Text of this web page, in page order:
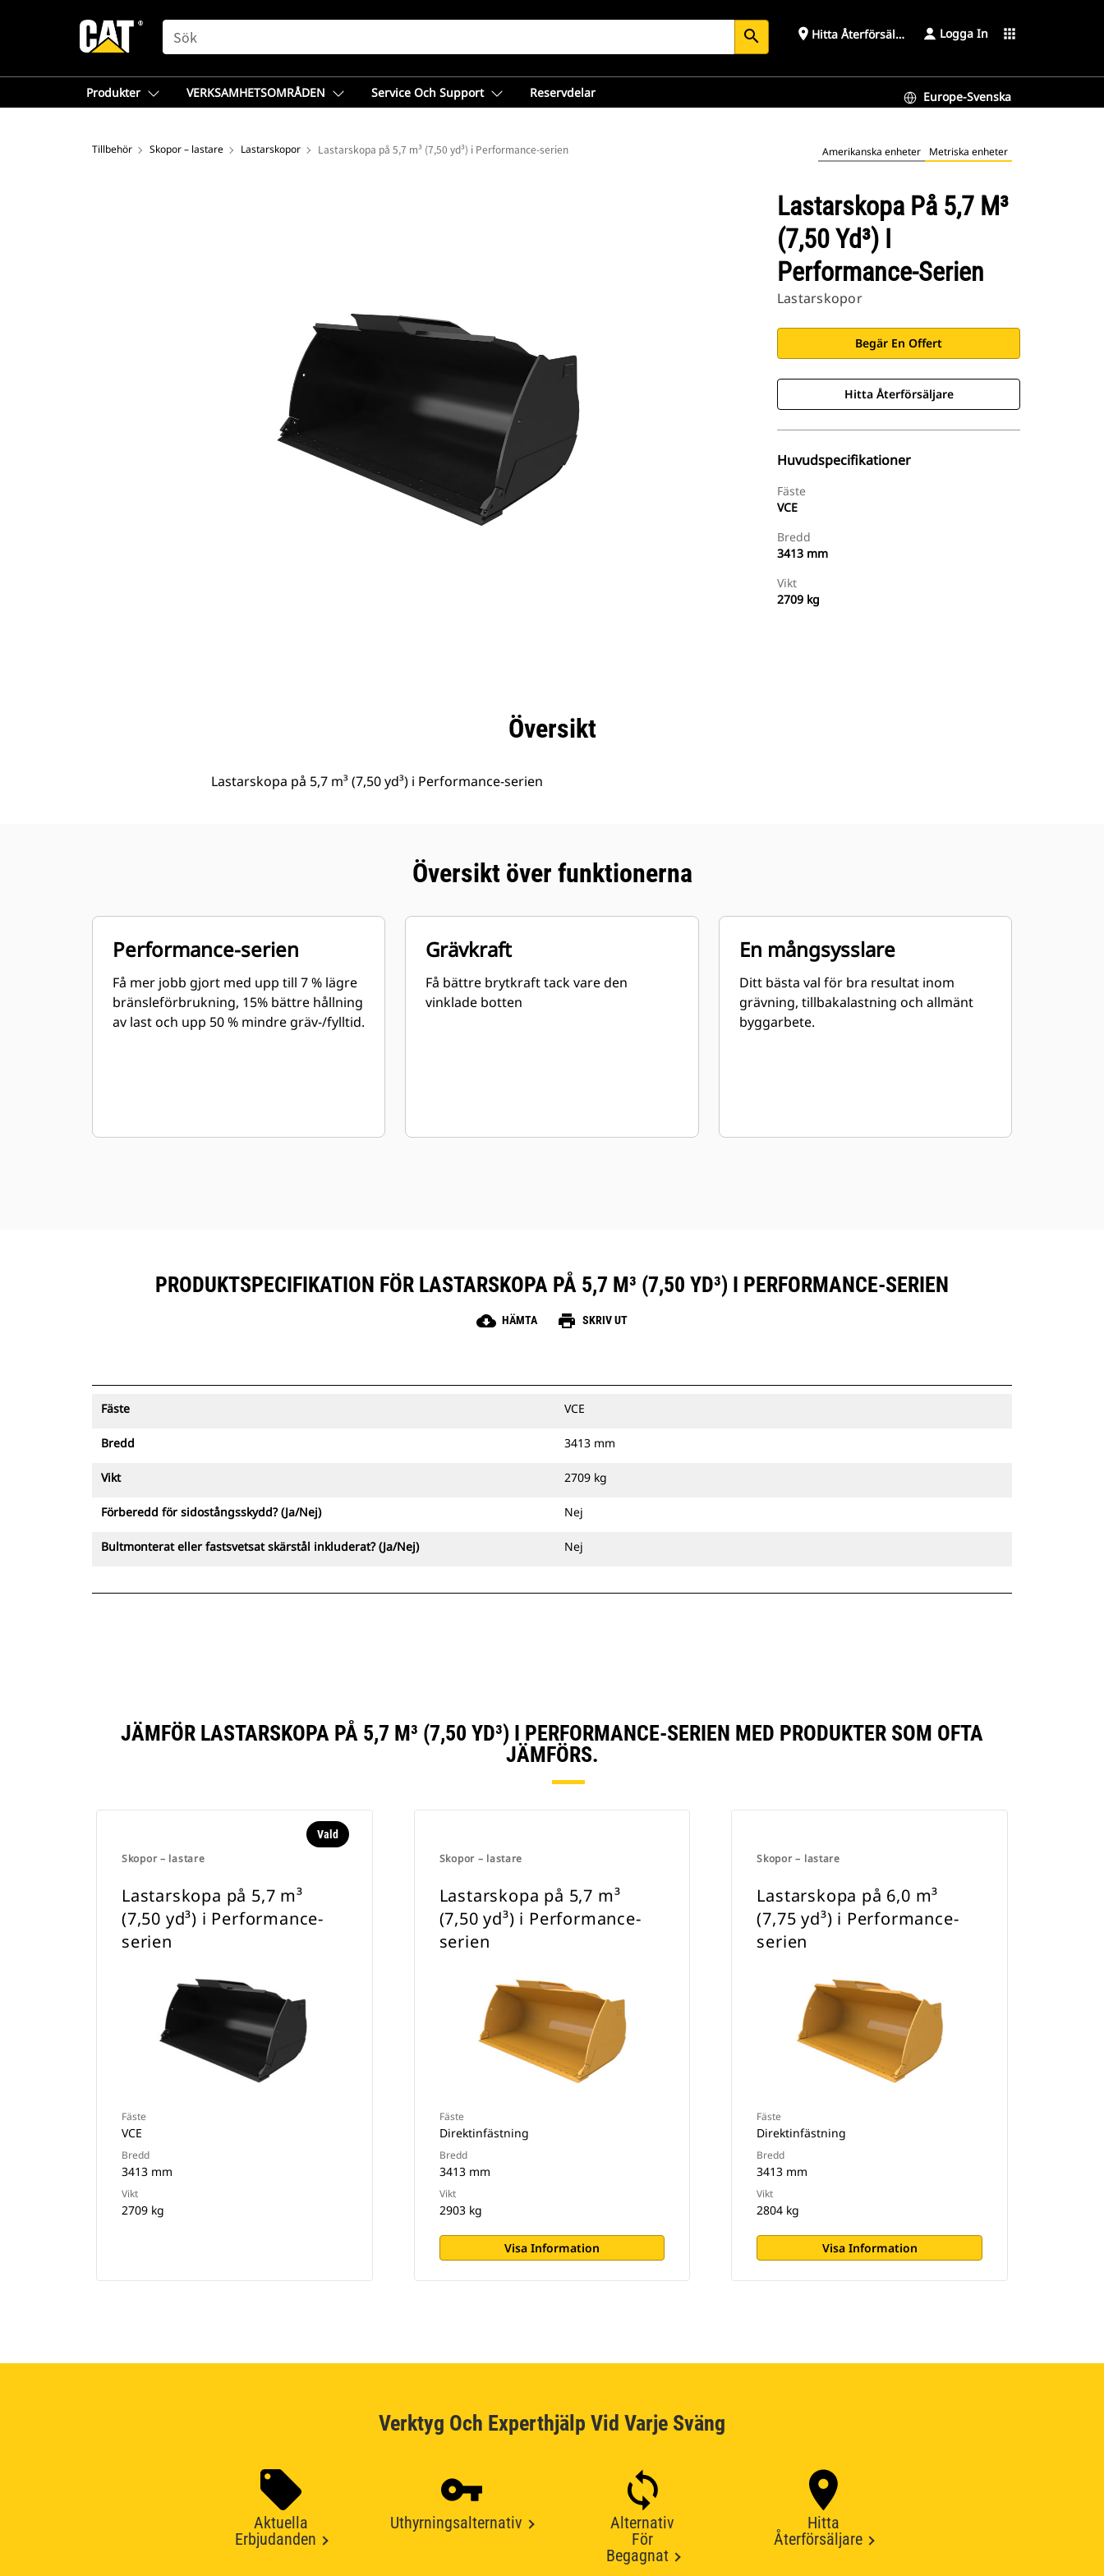
SEARCH search place Hitta Återförsäljare Logga In apps
Produkter VERKSAMHETSOMRÅDEN Service Och Support Reservdelar Europe-Svenska
Tillbehör Skopor – lastare Lastarskopor Lastarskopa på 5,7 m³ (7,50 yd³) i Performance-serien Amerikanska enheter Metriska enheter
Lastarskopa På 5,7 M³
(7,50 Yd³) I
Performance-Serien
Lastarskopor
Begär En Offert
Hitta Återförsäljare
Huvudspecifikationer
Fäste
VCE
Bredd
3413 mm
Vikt
2709 kg
SpecifikationerÖversikt
Lastarskopa på 5,7 m³ (7,50 yd³) i Performance-serien
Översikt över funktionerna
Performance-serien
Få mer jobb gjort med upp till 7 % lägre
bränsleförbrukning, 15% bättre hållning
av last och upp 50 % mindre gräv-/fylltid.
Grävkraft
Få bättre brytkraft tack vare den
vinklade botten
En mångsysslare
Ditt bästa val för bra resultat inom
grävning, tillbakalastning och allmänt
byggarbete.
PRODUKTSPECIFIKATION FÖR LASTARSKOPA PÅ 5,7 M³ (7,50 YD³) I PERFORMANCE-SERIEN
cloud_download HÄMTA print SKRIV UT
Fäste VCE
Bredd 3413 mm
Vikt 2709 kg
Förberedd för sidostångsskydd? (Ja/Nej) Nej
Bultmonterat eller fastsvetsat skärstål inkluderat? (Ja/Nej) Nej
JÄMFÖR LASTARSKOPA PÅ 5,7 M³ (7,50 YD³) I PERFORMANCE-SERIEN MED PRODUKTER SOM OFTA
JÄMFÖRS.
Skopor – lastare
Vald
Lastarskopa på 5,7 m³
(7,50 yd³) i Performance-
serien
Fäste
VCE
Bredd
3413 mm
Vikt
2709 kg
Skopor – lastare
Lastarskopa på 5,7 m³
(7,50 yd³) i Performance-
serien
Fäste
Direktinfästning
Bredd
3413 mm
Vikt
2903 kg
Visa Information
Skopor – lastare
Lastarskopa på 6,0 m³
(7,75 yd³) i Performance-
serien
Fäste
Direktinfästning
Bredd
3413 mm
Vikt
2804 kg
Visa Information
Verktyg Och Experthjälp Vid Varje Sväng
Aktuella
Erbjudanden
Uthyrningsalternativ
Alternativ
För
Begagnat
Hitta
Återförsäljare